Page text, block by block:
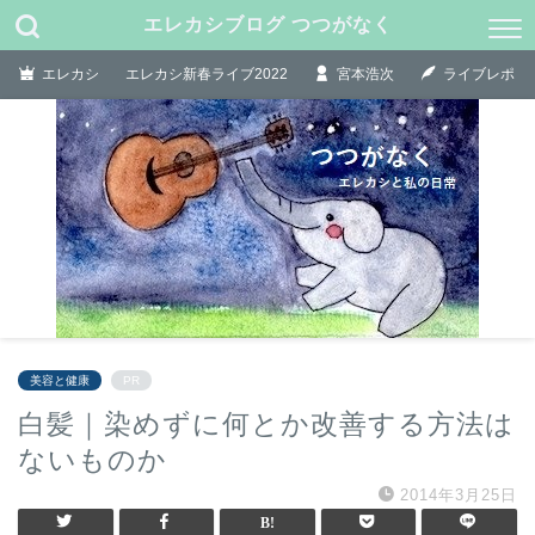
エレカシブログ つつがなく
エレカシ エレカシ新春ライブ2022 宮本浩次 ライブレポ
美容と健康 PR
白髪｜染めずに何とか改善する方法は
ないものか
2014年3月25日